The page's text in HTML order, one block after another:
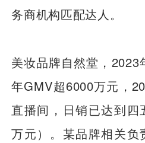
务商机构匹配达人。
美妆品牌自然堂，
年GMV超6000万元，
直播间，日销已达到
万元）。某品牌相关负